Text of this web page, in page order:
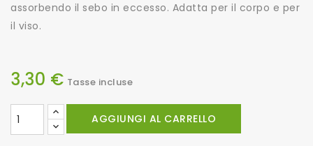
assorbendo il sebo in eccesso. Adatta per il corpo e per
il viso.
3,30 € Tasse incluse
AGGIUNGI AL CARRELLO